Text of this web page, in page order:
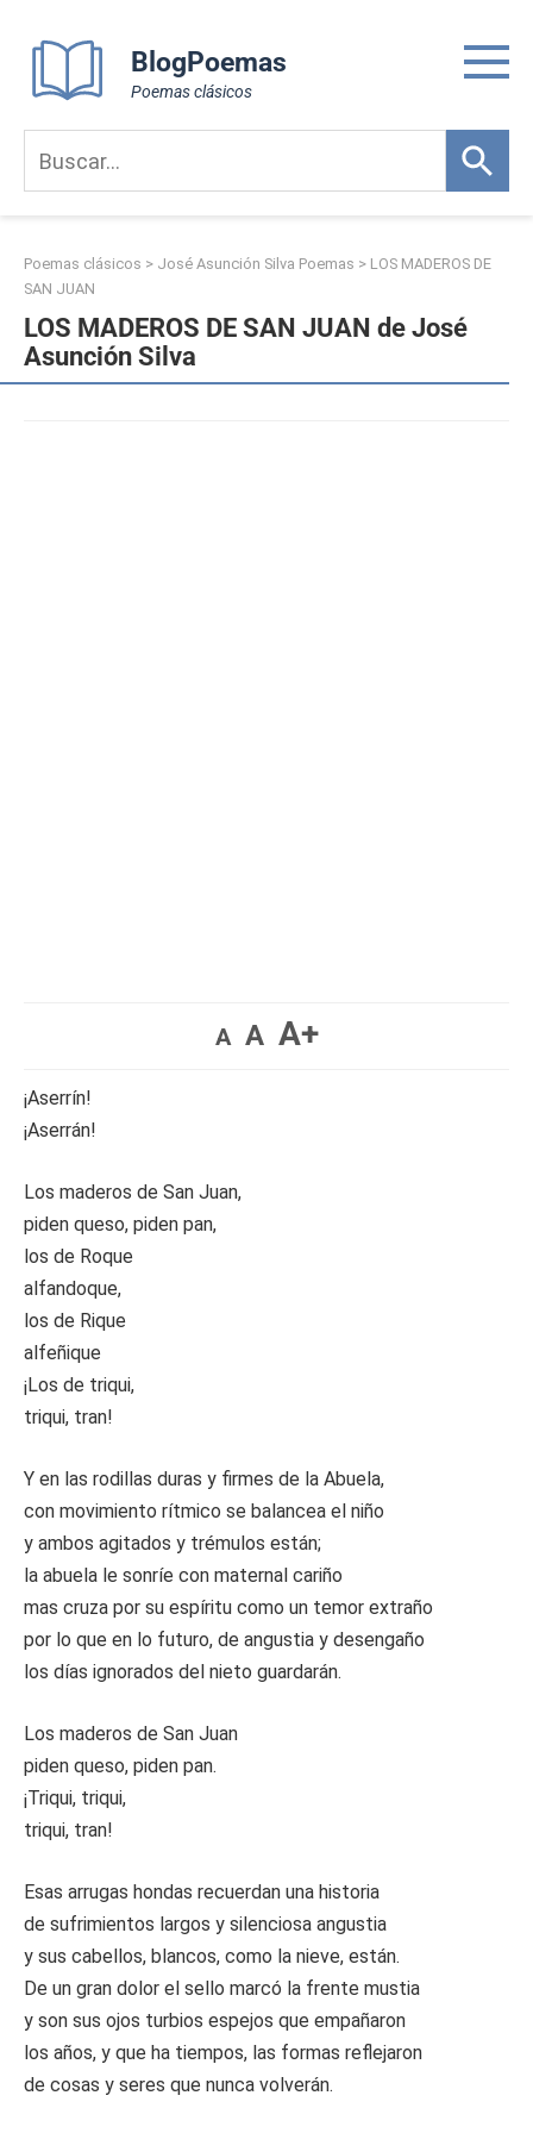
content
BlogPoemas
Poemas clásicos
Poemas clásicos > José Asunción Silva Poemas > LOS MADEROS DE
SAN JUAN
LOS MADEROS DE SAN JUAN de José
Asunción Silva
A A A+
¡Aserrín!
¡Aserrán!
Los maderos de San Juan,
piden queso, piden pan,
los de Roque
alfandoque,
los de Rique
alfeñique
¡Los de triqui,
triqui, tran!
Y en las rodillas duras y firmes de la Abuela,
con movimiento rítmico se balancea el niño
y ambos agitados y trémulos están;
la abuela le sonríe con maternal cariño
mas cruza por su espíritu como un temor extraño
por lo que en lo futuro, de angustia y desengaño
los días ignorados del nieto guardarán.
Los maderos de San Juan
piden queso, piden pan.
¡Triqui, triqui,
triqui, tran!
Esas arrugas hondas recuerdan una historia
de sufrimientos largos y silenciosa angustia
y sus cabellos, blancos, como la nieve, están.
De un gran dolor el sello marcó la frente mustia
y son sus ojos turbios espejos que empañaron
los años, y que ha tiempos, las formas reflejaron
de cosas y seres que nunca volverán.